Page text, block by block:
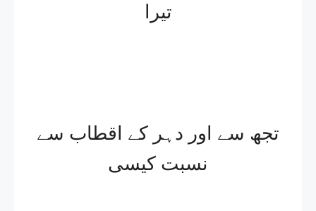
تیرا
تجھ سے اور دہر کے اقطاب سے
نسبت کیسی